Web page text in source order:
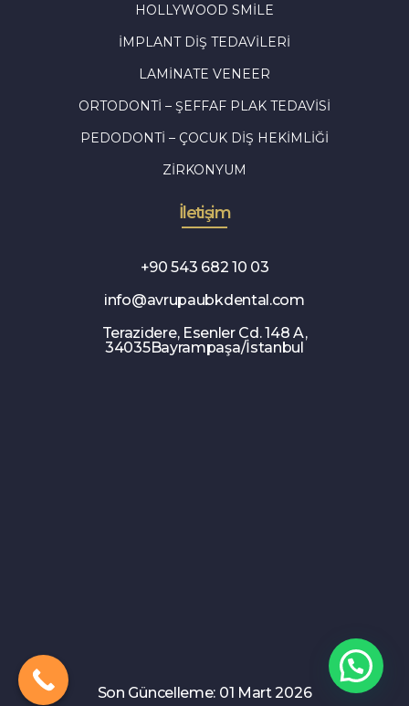
HOLLYWOOD SMILE
İMPLANT DIŞ TEDAVILERI
LAMINATE VENEER
ORTODONTI – ŞEFFAF PLAK TEDAVISI
PEDODONTI – ÇOCUK DIŞ HEKIMLIĞI
ZIRKONYUM
İletişim
+90 543 682 10 03
info@avrupaubkdental.com
Terazidere, Esenler Cd. 148 A,
34035Bayrampaşa/İstanbul
Son Güncelleme: 01 Mart 2026